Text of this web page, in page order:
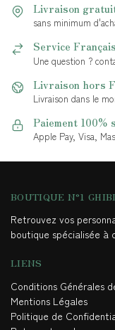
Livraison
sans minimum
Service Français
Une question ?
Livraison hors
Livraison dans le
Paiement 100%
Apple Pay, Visa,
BOUTIQUE N°1
Retrouvez vos
boutique spécialisée à
LIENS
Conditions Générales
Mentions Légales
Politique de